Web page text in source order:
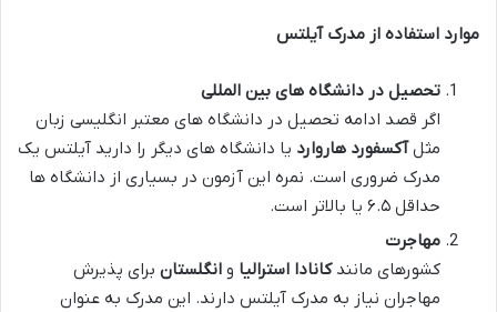
موارد استفاده از مدرک آیلتس
تحصیل در دانشگاه های بین المللی
اگر قصد ادامه تحصیل در دانشگاه های معتبر انگلیسی زبان
مثلآکسفورد هاروارد یا دانشگاه های دیگر را دارید آیلتس یک
مدرک ضروری است. نمره این آزمون در بسیاری از دانشگاه ها
حداقل ۶.۵ یا بالاتر است​.
مهاجرت
کشورهای مانندکانادا استرالیا و انگلستان برای پذیرش
مهاجران نیاز به مدرک آیلتس دارند. این مدرک به عنوان